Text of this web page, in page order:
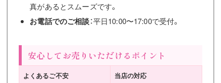
真があるとスムーズです。
お電話でのご相談：平日10:00〜17:00で受付。
安心してお売りいただけるポイント
よくあるご不安 当店の対応